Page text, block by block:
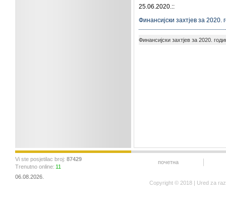
25.06.2020.::
Финансијски захтјев за 2020.
Финансијски захтјев за 2020.
Vi ste posjetilac broj: 87429
Trenutno online: 11
06.08.2026.
почетна
Copyright © 2018 | Ured za